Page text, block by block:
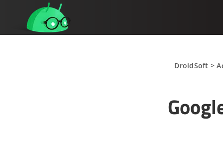
DroidSoft >